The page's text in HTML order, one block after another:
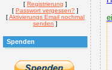
[ Registrierung ]
[ Passwort vergessen? ]
[Aktivierungs Email nochmal
senden ]
Spenden